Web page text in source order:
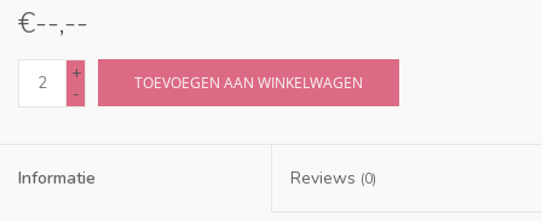
€--,--
+
-
TOEVOEGEN AAN WINKELWAGEN
Informatie Reviews (0)